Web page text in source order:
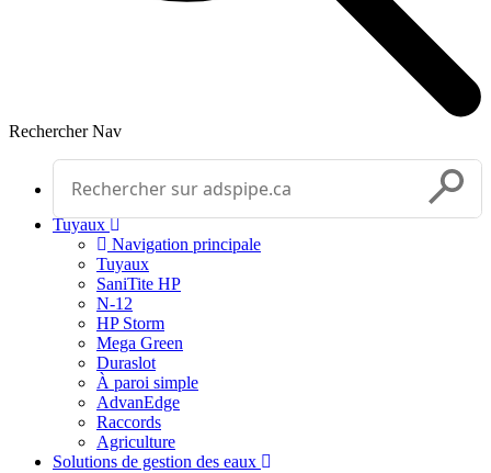
Rechercher Nav
Effectuer une recherche
Tuyaux
Navigation principale
Tuyaux
SaniTite HP
N-12
HP Storm
Mega Green
Duraslot
À paroi simple
AdvanEdge
Raccords
Agriculture
Solutions de gestion des eaux